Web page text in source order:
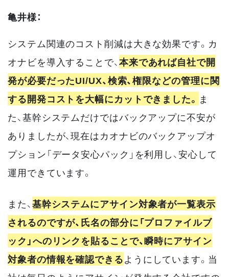
亀井様：
システム関連のコスト削減は大きな効果です。カ
オナビを導入することで、本来であれば自社で開
発が必要だったUI/UX、検索、権限などの管理に関
する開発コストを大幅にカットできました。 ま
た、基幹システムだけではバックアップに不安が
ありましたが、現在はカオナビのバックアップオ
プション「データ安心パック」を利用し、安心して
運用できています。
また、基幹システムにアサイン対象者が一覧表示
されるのですが、氏名の部分に「プロファイルブ
ック」へのリンクを貼ることで、瞬時にアサイン
対象者の情報を確認できるようにしています。当